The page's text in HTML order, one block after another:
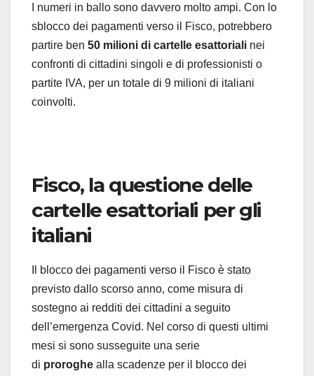
I numeri in ballo sono davvero molto ampi. Con lo
sblocco dei pagamenti verso il Fisco, potrebbero
partire ben 50 milioni di cartelle esattoriali nei
confronti di cittadini singoli e di professionisti o
partite IVA, per un totale di 9 milioni di italiani
coinvolti.
Fisco, la questione delle
cartelle esattoriali per gli
italiani
Il blocco dei pagamenti verso il Fisco è stato
previsto dallo scorso anno, come misura di
sostegno ai redditi dei cittadini a seguito
dell’emergenza Covid. Nel corso di questi ultimi
mesi si sono susseguite una serie
di proroghe alla scadenze per il blocco dei